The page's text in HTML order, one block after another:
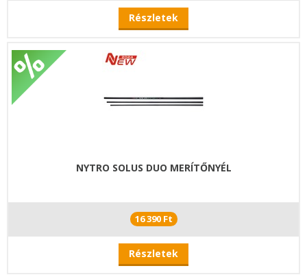
Részletek
NYTRO SOLUS DUO MERÍTŐNYÉL
16 390 Ft
Részletek